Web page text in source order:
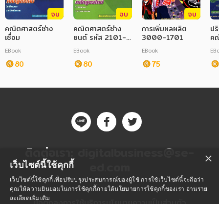
จบ
คณิตศาสตร์ช่าง
เชื่อม
EBook
80
จบ
คณิตศาสตร์ช่าง
ยนต์ รหัส 2101-
2113
EBook
80
จบ
การเพิ่มผลผลิต
3000-1701
EBook
75
ป
ค
ติดต่อเรา: digitalbusiness@se- ×
เว็บไซต์นี้ใช้คุกกี้
เว็บไซต์นี้ใช้คุกกี้เพื่อปรับปรุงประสบการณ์ของผู้ใช้ การใช้เว็บไซต์นี้จะถือว่า
คุณให้ความยินยอมในการใช้คุกกี้ภายใต้นโยบายการใช้คุกกี้ของเรา อ่านราย
ละเอียดเพิ่มเติม